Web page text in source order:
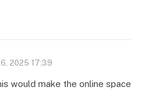
2025 17:39
would make the online space